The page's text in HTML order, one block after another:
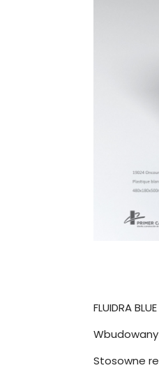
FLUIDRA
Stosowne